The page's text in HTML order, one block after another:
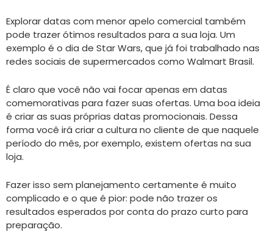
Explorar datas com menor apelo comercial também
pode trazer ótimos resultados para a sua loja. Um
exemplo é o dia de Star Wars, que já foi trabalhado nas
redes sociais de supermercados como Walmart Brasil.
É claro que você não vai focar apenas em datas
comemorativas para fazer suas ofertas. Uma boa ideia
é criar as suas próprias datas promocionais. Dessa
forma você irá criar a cultura no cliente de que naquele
período do mês, por exemplo, existem ofertas na sua
loja.
Fazer isso sem planejamento certamente é muito
complicado e o que é pior: pode não trazer os
resultados esperados por conta do prazo curto para
preparação.